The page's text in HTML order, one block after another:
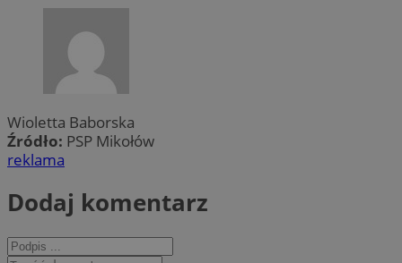
Wioletta Baborska
Źródło: PSP Mikołów
reklama
Dodaj komentarz